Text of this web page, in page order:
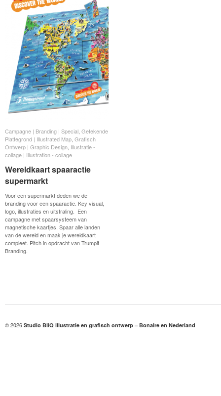
Campagne | Branding | Special Getekende
Plattegrond | Illustrated Map Grafisch
Ontwerp | Graphic Design Illustratie -
collage | Illustration - collage
Wereldkaart spaaractie
supermarkt
Voor een supermarkt deden we de
branding voor een spaaractie. Key visual,
logo, illustraties en uitstraling. Een
campagne met spaarsysteem van
magnetische kaartjes. Spaar alle landen
van de wereld en maak je wereldkaart
compleet. Pitch in opdracht van Trumpit
Branding.
Campagne | Branding | Special Getekende
Plattegrond | Illustrated Map Grafisch
Ontwerp | Graphic Design Illustratie -
collage | Illustration - collage
Wereldkaart spaaractie
supermarkt
© 2026 Studio BliQ illustratie en grafisch ontwerp – Bonaire en Nederland